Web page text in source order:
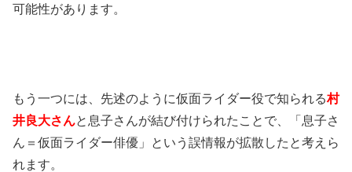
可能性があります。
もう一つには、先述のように仮面ライダー役で知られる村
井良大さんと息子さんが結び付けられたことで、「息子さ
ん＝仮面ライダー俳優」という誤情報が拡散したと考えら
れます。